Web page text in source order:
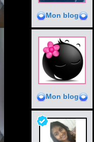
Mon blog
Mon blog